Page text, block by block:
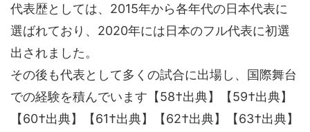
代表歴としては、2015年から各年代の日本代表に
選ばれており、2020年には日本のフル代表に初選
出されました。
その後も代表として多くの試合に出場し、国際舞台
での経験を積んでいます【58†出典】【59†出典】
【60†出典】【61†出典】【62†出典】【63†出典】